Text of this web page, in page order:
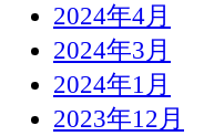
2024年4月
2024年3月
2024年1月
2023年12月